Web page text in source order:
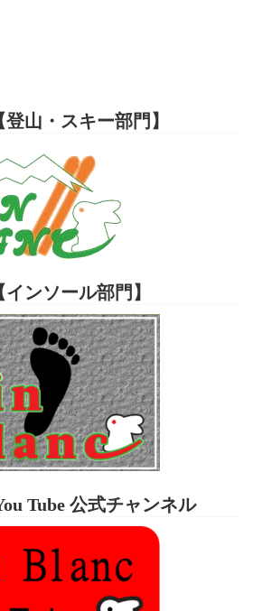
山・スキー部門】
ンソール部門】
Tube 公式チャンネル